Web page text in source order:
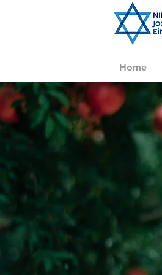
Home